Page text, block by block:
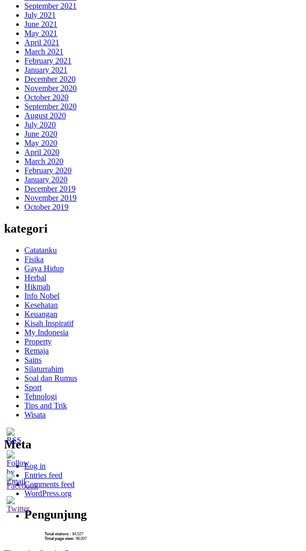
September 2021
July 2021
June 2021
May 2021
April 2021
March 2021
February 2021
January 2021
December 2020
November 2020
October 2020
September 2020
August 2020
July 2020
June 2020
May 2020
April 2020
March 2020
February 2020
January 2020
December 2019
November 2019
October 2019
kategori
Catatanku
Fisika
Gaya Hidup
Herbal
Hikmah
Info Nobel
Kesehatan
Keuangan
Kisah Inspiratif
My Indonesia
Property
Remaja
Sains
Silaturrahim
Soal dan Rumus
Sport
Tehnologi
Tips and Trik
Wisata
Meta
Log in
Entries feed
Comments feed
WordPress.org
Pengunjung
Total visitors : 94,527
Total page view: 98,007